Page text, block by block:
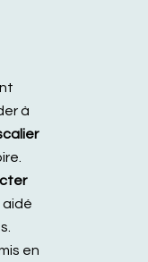
à
en